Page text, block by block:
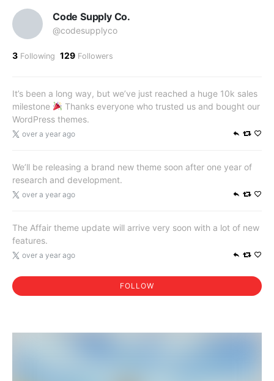
Code Supply Co.
@codesupplyco
3 Following 129 Followers
It’s been a long way, but we’ve just reached a huge 10k sales
milestone
Thanks everyone who trusted us and bought our
WordPress themes.
over a year ago
We’ll be releasing a brand new theme soon after one year of
research and development.
over a year ago
The Affair theme update will arrive very soon with a lot of new
features.
over a year ago
FOLLOW